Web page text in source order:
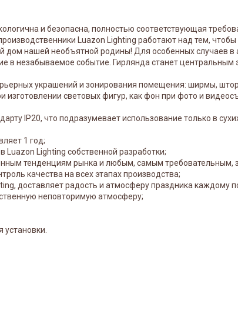
и безопасна, полностью соответствующая
Luazon Lighting работают над тем,
дом нашей необъятной родины! Для особенных случаев
в незабываемое событие. Гирлянда станет центральным
украшений и зонирования помещения: ширмы,
изготовлении световых фигур, как фон при фото и
IP20, что подразумевает использование только в
1 год;
Lighting собственной разработки;
тенденциям рынка и любым, самым требовательным,
качества на всех этапах производства;
доставляет радость и атмосферу праздника каждому
неповторимую атмосферу;
установки.